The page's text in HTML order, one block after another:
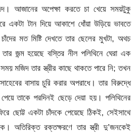
আজানের অপেক্ষা করতে চা খেয়ে সময়টুকু
একটা টান দিয়ে আকাশে ধোঁয়া উড়িয়ে ভাবতে
মত মিষ্টি দেখতে তার ছেলের মুখটা, অথচ
তার জন্ম হয়েছে বস্তির নীল পলিথিনে ঘেরা এক
মজিদ তার স্ত্রীর কাছে থাকতে পারে নি; তখন
বাসায় চুরি করার অপরাধে। তার বিরুদ্ধে
তাকে পরদিনই ছেড়ে দেয়া হয়। পলিথিনের
ছোট্ট একটা চাঁদকে পেয়েছে ঠিকই, সেইসাথে
অতিরিক্ত রক্তক্ষরণে তার স্ত্রী দু’জনকেই